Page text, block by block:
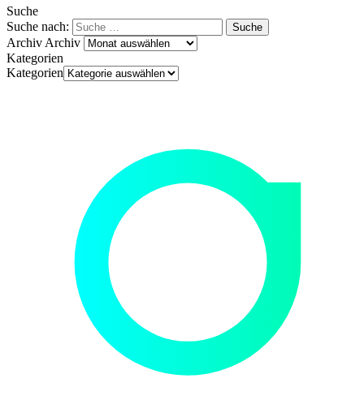
Suche
Suche nach:
ArchivArchiv
Kategorien
Kategorien